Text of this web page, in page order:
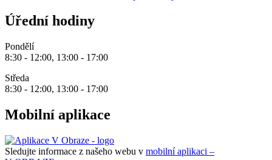
Úřední hodiny
Pondělí
8:30 - 12:00, 13:00 - 17:00
Středa
8:30 - 12:00, 13:00 - 17:00
Mobilní aplikace
Sledujte informace z našeho webu v mobilní aplikaci –